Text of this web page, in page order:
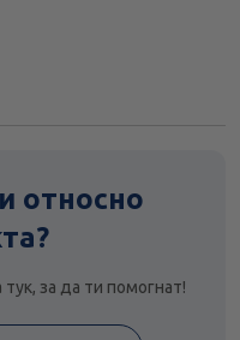
относно
за да ти помогнат!